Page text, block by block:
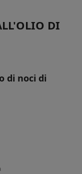
DI
di noci di